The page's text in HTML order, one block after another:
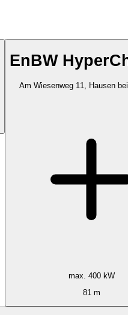
EnBW
Am Wiesenweg 11, Hausen
max. 400 kW
81 m